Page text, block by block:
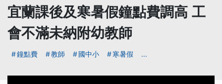
宜蘭課後及寒暑假鐘點費調高 工
會不滿未納附幼教師
鐘點費 教師 國中小 寒暑假 ...